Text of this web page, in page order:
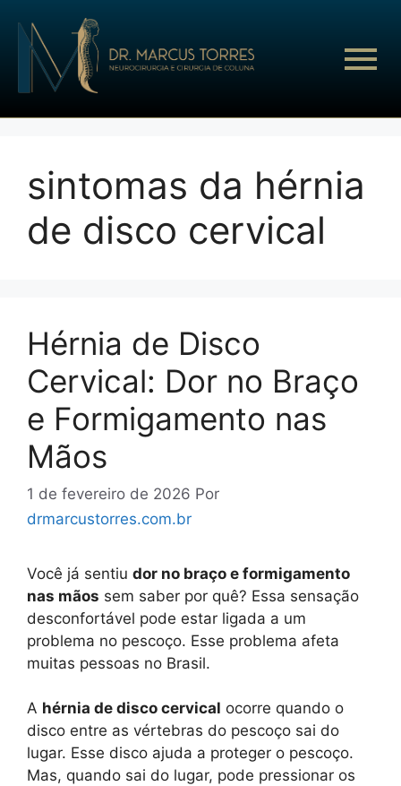
sintomas da hérnia
de disco cervical
Hérnia de Disco
Cervical: Dor no Braço
e Formigamento nas
Mãos
1 de fevereiro de 2026 Por
drmarcustorres.com.br
Você já sentiu dor no braço e formigamento
nas mãos sem saber por quê? Essa sensação
desconfortável pode estar ligada a um
problema no pescoço. Esse problema afeta
muitas pessoas no Brasil.
A hérnia de disco cervical ocorre quando o
disco entre as vértebras do pescoço sai do
lugar. Esse disco ajuda a proteger o pescoço.
Mas, quando sai do lugar, pode pressionar os